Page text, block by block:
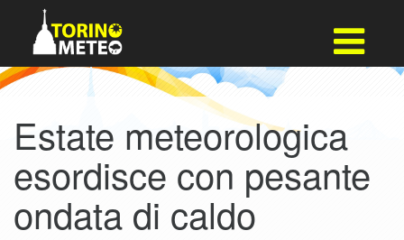
Estate meteorologica
esordisce con pesante
ondata di caldo